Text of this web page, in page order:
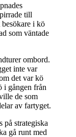
till
besökare i kö
som väntade
ombord.
inte var
det var kö
i gången från
de som
av fartyget.
på strategiska
gå runt med